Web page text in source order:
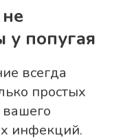
у попугая
всегда
простых
инфекций.